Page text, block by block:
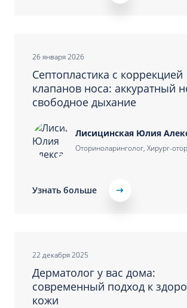
26 января 2026
Септопластика с коррекцией
клапанов носа: аккуратный
свободное дыхание
Лисицинская Юлия
Оториноларинголог, Хирург-
Узнать больше
22 декабря 2025
Дерматолог у вас дома:
современный подход к
кожи